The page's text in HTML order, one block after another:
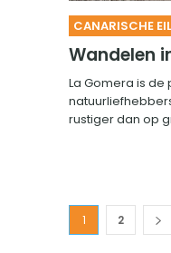
CANARISCHE
Wandelen
La Gomera is
rustiger dan op
1 2